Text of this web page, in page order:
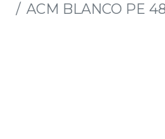
ACM BLANCO PE